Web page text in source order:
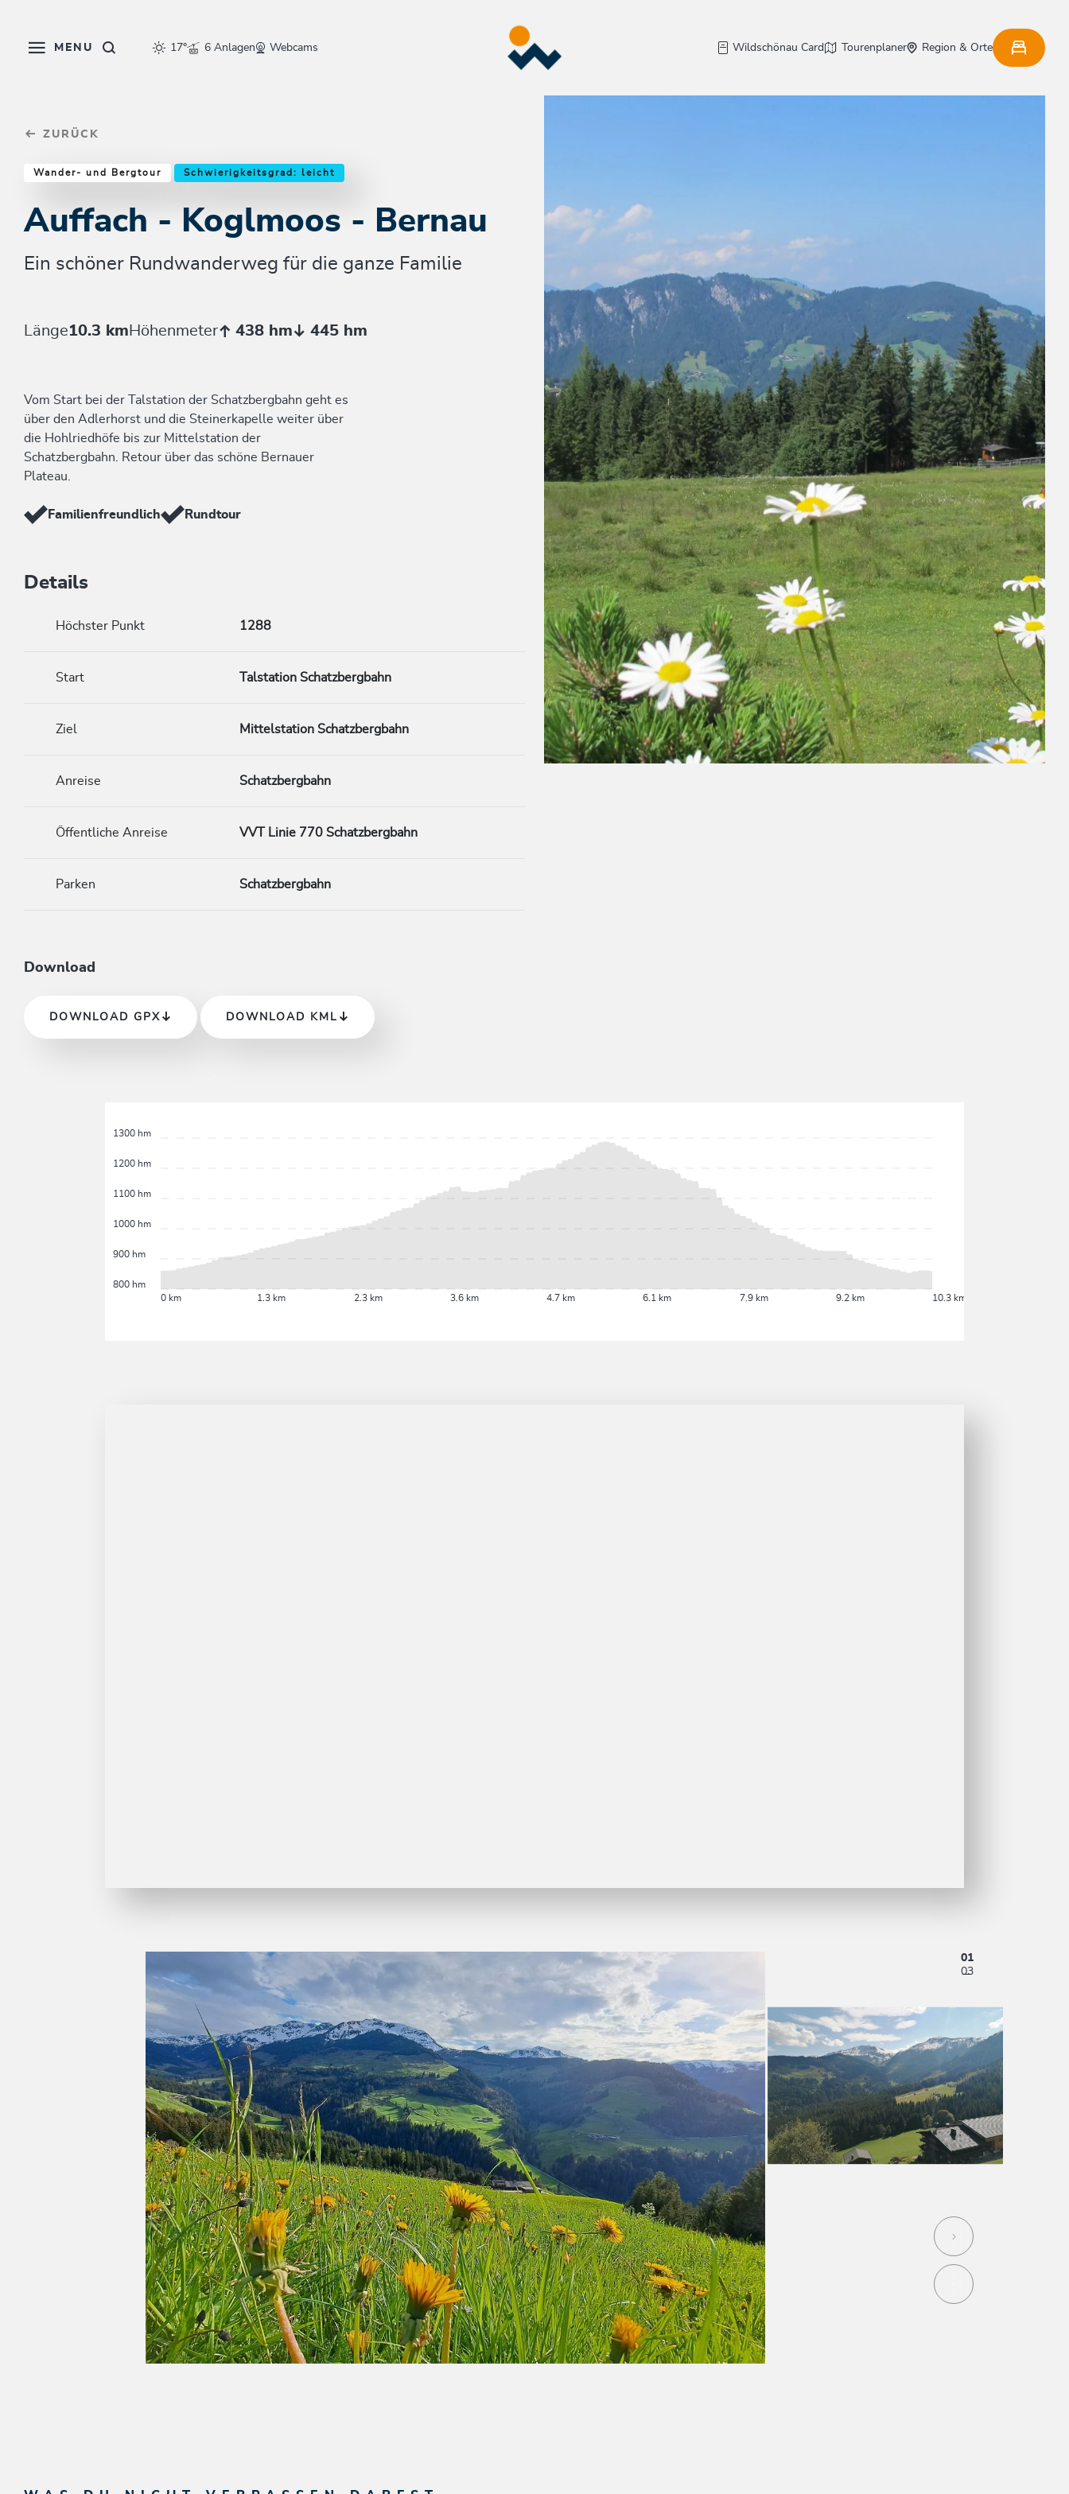
MENU 17° 6 Anlagen Webcams Wildschönau Card Tourenplaner Region & Orte
ZURÜCK
Wander- und Bergtour Schwierigkeitsgrad: leicht
Auffach - Koglmoos - Bernau
Ein schöner Rundwanderweg für die ganze Familie
Länge10.3 km Höhenmeter 438 hm 445 hm
Vom Start bei der Talstation der Schatzbergbahn geht es
über den Adlerhorst und die Steinerkapelle weiter über
die Hohlriedhöfe bis zur Mittelstation der
Schatzbergbahn. Retour über das schöne Bernauer
Plateau.
Familienfreundlich Rundtour
Details
Höchster Punkt 1288
Start Talstation Schatzbergbahn
Ziel Mittelstation Schatzbergbahn
Anreise Schatzbergbahn
Öffentliche Anreise VVT Linie 770 Schatzbergbahn
Parken Schatzbergbahn
Download
DOWNLOAD GPX DOWNLOAD KML
0 km 1.3 km 2.3 km 3.6 km 4.7 km 6.1 km 7.9 km 9.2 km 10.3 km
800 hm
900 hm
1000 hm
1100 hm
1200 hm
1300 hm
01
03